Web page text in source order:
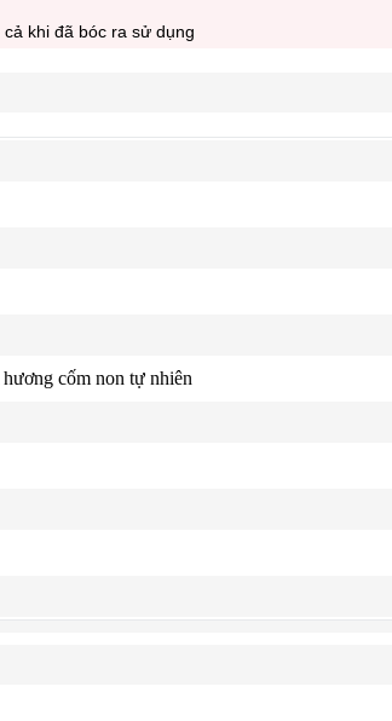
khi đã bóc ra sử dụng
cốm non tự nhiên